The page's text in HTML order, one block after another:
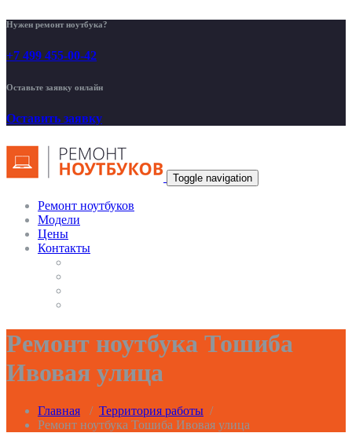
Нужен ремонт ноутбука?
+7 499 455-00-42
Оставьте заявку онлайн
Оставить заявку
Toggle navigation
Ремонт ноутбуков
Модели
Цены
Контакты
Ремонт ноутбука Тошиба
Ивовая улица
Главная / Территория работы /
Ремонт ноутбука Тошиба Ивовая улица